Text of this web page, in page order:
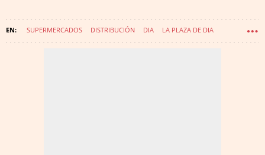
SUPERMERCADOS DISTRIBUCIÓN DIA LA PLAZA DE DIA